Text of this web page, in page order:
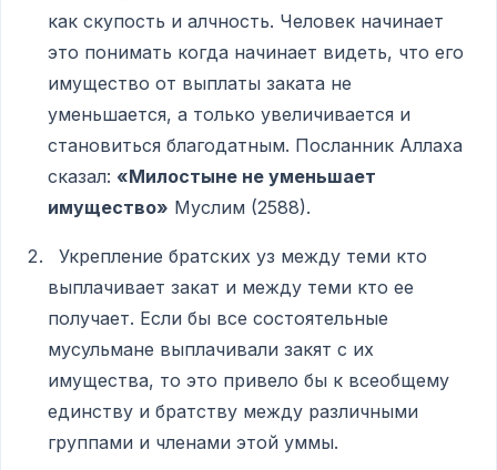
как скупость и алчность. Человек начинает
это понимать когда начинает видеть, что его
имущество от выплаты заката не
уменьшается, а только увеличивается и
становиться благодатным. Посланник Аллаха
сказал: «Милостыне не уменьшает
имущество» Муслим (2588).
Укрепление братских уз между теми кто
выплачивает закат и между теми кто ее
получает. Если бы все состоятельные
мусульмане выплачивали закят с их
имущества, то это привело бы к всеобщему
единству и братству между различными
группами и членами этой уммы.